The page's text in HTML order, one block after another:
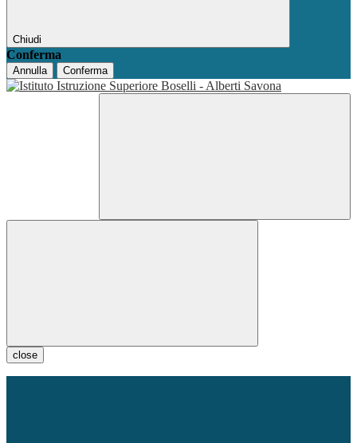
Chiudi
Conferma
Annulla Conferma
close